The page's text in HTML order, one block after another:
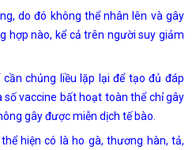
do đó không thể nhân lên và gây
hợp nào, kể cả trên người suy giảm
chủng liều lặp lại để tạo đủ đáp
số vaccine bất hoạt toàn thể chỉ gây
gây được miễn dịch tế bào.
hiện có là ho gà, thương hàn, tả,